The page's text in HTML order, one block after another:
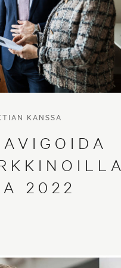
KANSSA
2022